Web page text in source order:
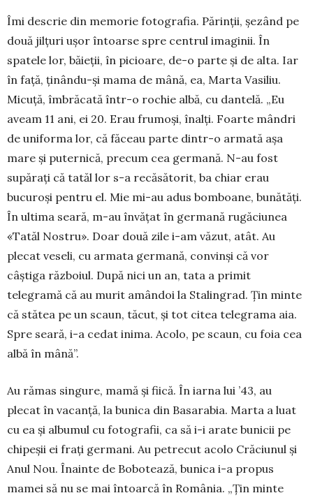
Îmi descrie din memorie fotografia. Părinții, șe­zând pe
două jilțuri ușor întoarse spre centrul ima­ginii. În
spatele lor, băieții, în picioare, de-o parte și de alta. Iar
în față, ținându-și mama de mână, ea, Marta Vasiliu.
Micuță, îmbrăcată într-o rochie albă, cu dantelă. „Eu
aveam 11 ani, ei 20. Erau frumoși, înalți. Foarte mândri
de uniforma lor, că făceau parte dintr-o armată așa
mare și puternică, precum cea germană. N-au fost
supărați că tatăl lor s-a recăsătorit, ba chiar erau
bucuroși pentru el. Mie mi-au adus bomboane, bunătăți.
În ultima seară, m-au învățat în germană rugăciunea
«Tatăl Nos­tru». Doar două zile i-am văzut, atât. Au
plecat veseli, cu armata germană, convinși că vor
câștiga războiul. După nici un an, tata a primit
telegramă că au murit amândoi la Stalingrad. Țin minte
că stătea pe un scaun, tăcut, și tot citea telegrama aia.
Spre seară, i-a cedat inima. Acolo, pe scaun, cu foia cea
albă în mână”.
Au rămas singure, mamă și fiică. În iarna lui ’43, au
plecat în vacanță, la bunica din Basarabia. Marta a luat
cu ea și albumul cu fotografii, ca să i-i arate bunicii pe
chipeșii ei frați germani. Au pe­trecut acolo Crăciunul și
Anul Nou. Înainte de Bo­bo­tează, bunica i-a propus
mamei să nu se mai în­toarcă în România. „Țin minte